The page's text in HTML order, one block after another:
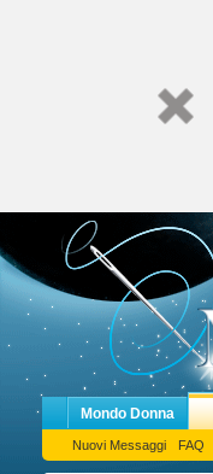
Mondo Donna
Nuovi Messaggi FAQ